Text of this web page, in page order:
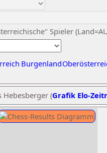
Spieler
Burgenland
Hebesberger (Grafik Elo-